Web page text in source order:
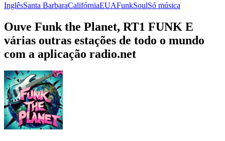
InglêsSanta BarbaraCalifórniaEUAFunkSoulSó música
Ouve Funk the Planet, RT1 FUNK E
várias outras estações de todo o mundo
com a aplicação radio.net